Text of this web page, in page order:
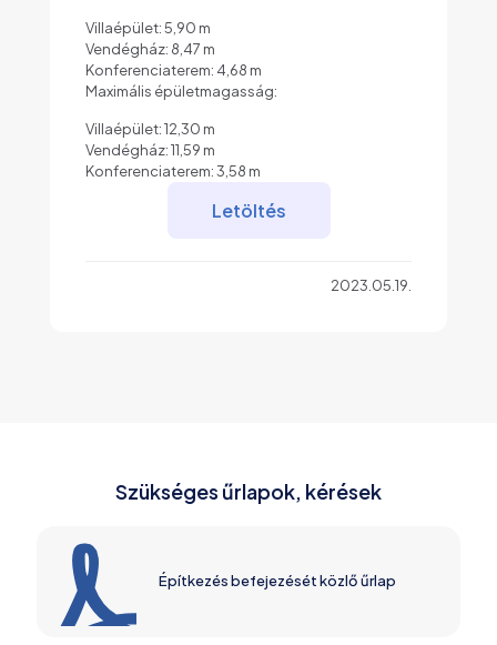
Villaépület: 5,90 m
Vendégház: 8,47 m
Konferenciaterem: 4,68 m
Maximális épületmagasság:
Villaépület: 12,30 m
Vendégház: 11,59 m
Konferenciaterem: 3,58 m
Letöltés
2023.05.19.
Szükséges űrlapok, kérések
Építkezés befejezését közlő űrlap